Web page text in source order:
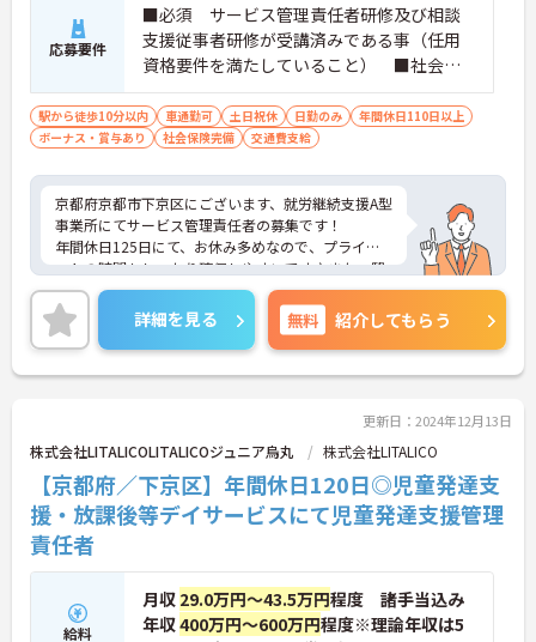
応募要件
■必須 サービス管理責任者研修及び相談
支援従事者研修が受講済みである事（任用
資格要件を満たしていること） ■社会福
祉士 あれば尚可 ■介護福祉士 あれば
尚可 ■精神保健福祉士 あれば尚可 ■
必要なPCスキルワード、エクセルの基本操
駅から徒歩10分以内 車通勤可 土日祝休 日勤のみ
年間休日110日以上
ボーナス・賞与あり
社会保険完備 交通費支給
京都府京都市下京区にございます、就労継続支援A型
事業所にてサービス管理責任者の募集です！
年間休日125日にて、お休み多めなので、プライベ
ートの時間もしっかり確保しやすいです♪また、駅
から徒歩圏内なので、毎日の通勤も楽々です◎
ご興味のある方は、マイナビ介護職までお問い合わ
せください。
詳細を見る 無料 紹介してもらう
更新日：2024年12月13日
株式会社LITALICOLITALICOジュニア烏丸 株式会社LITALICO
【京都府／下京区】年間休日120日◎児童発達支
援・放課後等デイサービスにて児童発達支援管理
責任者
給料
月収 29.0万円～43.5万円程度 諸手当込み
年収400万円～600万円程度※理論年収は5